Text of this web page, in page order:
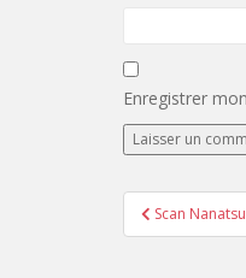
Enregistrer
de
Scan